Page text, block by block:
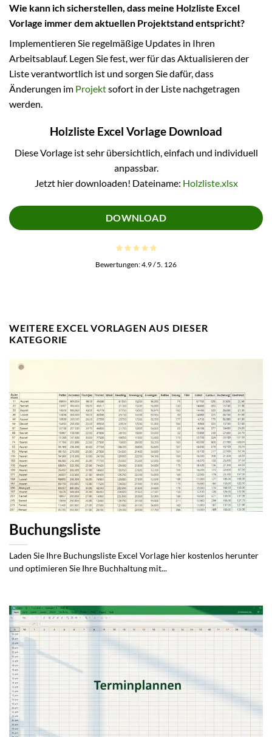
Wie kann ich sicherstellen, dass meine Holzliste Excel
Vorlage immer dem aktuellen Projektstand entspricht?
Implementieren Sie regelmäßige Updates in Ihren
Arbeitsablauf. Legen Sie fest, wer für das Aktualisieren der
Liste verantwortlich ist und sorgen Sie dafür, dass
Änderungen im Projektsofort in der Liste nachgetragen
werden.
Holzliste Excel Vorlage Download
Diese Vorlage ist sehr übersichtlich, einfach und individuell
anpassbar.
Jetzt hier downloaden! Dateiname: Holzliste.xlsx
DOWNLOAD
Bewertungen:4.9/ 5. 126
WEITERE EXCEL VORLAGEN AUS DIESER
KATEGORIE
Buchungsliste
Laden Sie Ihre Buchungsliste Excel Vorlage hier kostenlos herunter
und optimieren Sie Ihre Buchhaltung mit...